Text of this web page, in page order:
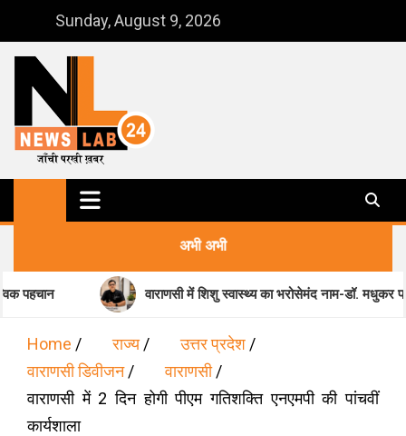
content
Sunday, August 9, 2026
NewsLab24
जाँची परखी ख़बर
अभी अभी
वाराणसी में शिशु स्वास्थ्य का भरोसेमंद नाम-डॉ. मधुकर पांडेय
Home राज्य
उत्तर प्रदेश
वाराणसी डिवीजन
वाराणसी
वाराणसी में 2 दिन होगी पीएम गतिशक्ति एनएमपी की पांचवीं
कार्यशाला